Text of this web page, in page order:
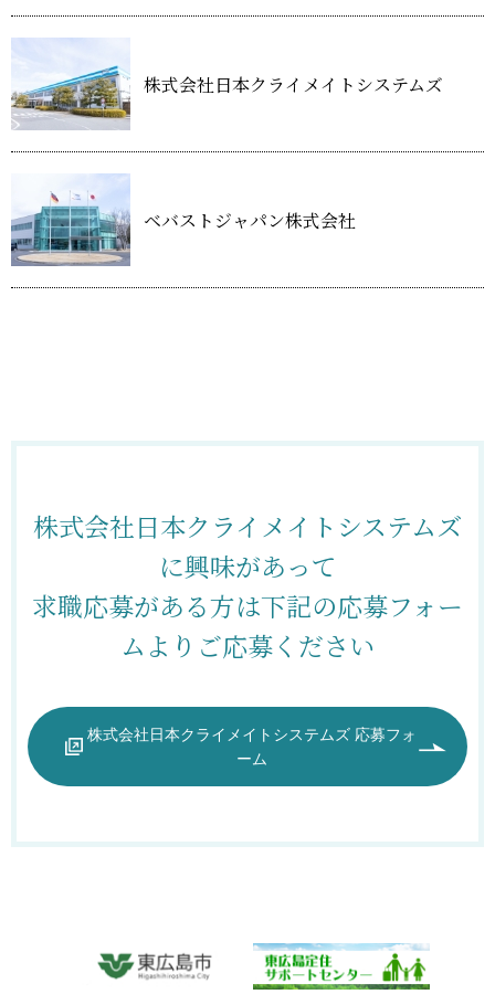
株式会社日本クライメイトシステムズ
ベバストジャパン株式会社
株式会社日本クライメイトシステムズ
に興味があって
求職応募がある方は下記の応募フォー
ムよりご応募ください
株式会社日本クライメイトシステムズ 応募フォ
ーム